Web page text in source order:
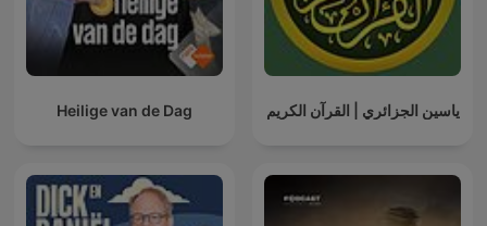
Heilige van de Dag ياسين الجزائري | القرآن الكريم